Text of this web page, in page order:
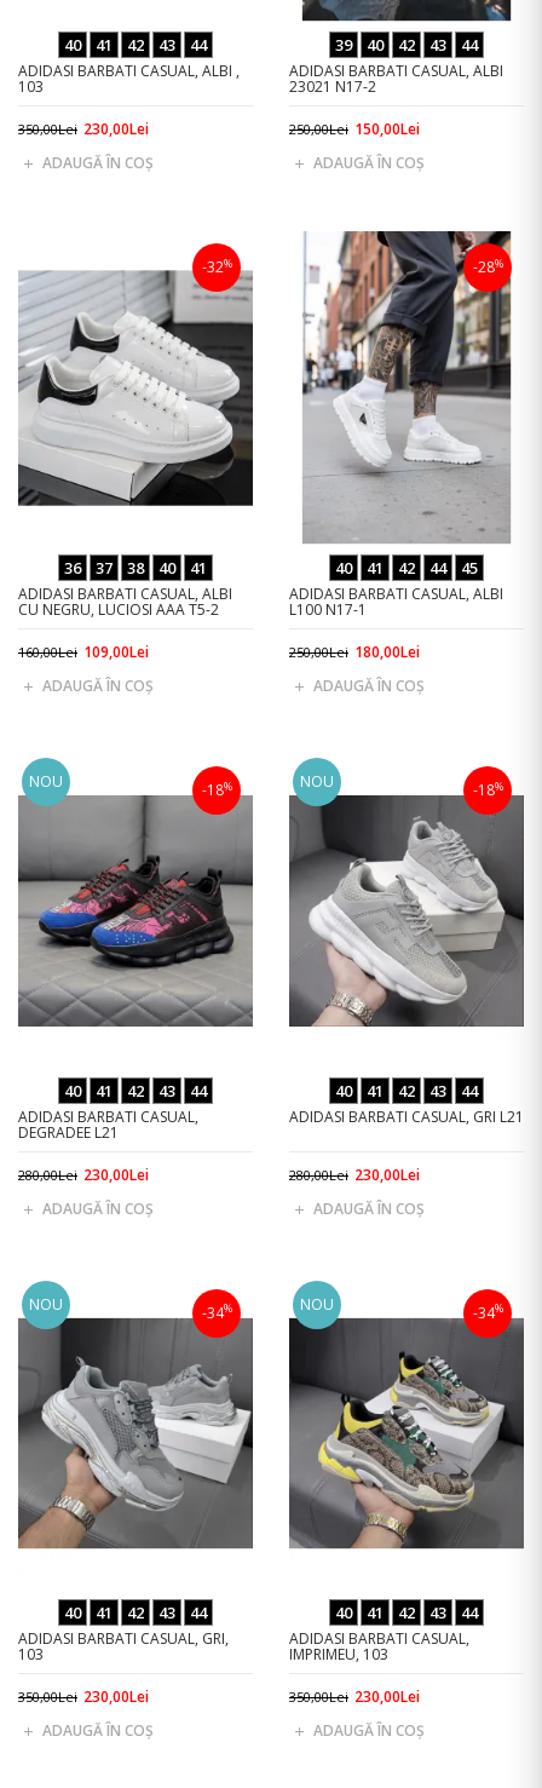
40 41 42 43 44
ADIDASI BARBATI CASUAL, ALBI ,
103
350,00Lei 230,00Lei
ADAUGĂ ÎN COŞ
39 40 42 43 44
ADIDASI BARBATI CASUAL, ALBI
23021 N17-2
250,00Lei 150,00Lei
ADAUGĂ ÎN COŞ
-32%
36 37 38 40 41
ADIDASI BARBATI CASUAL, ALBI
CU NEGRU, LUCIOSI AAA T5-2
160,00Lei 109,00Lei
ADAUGĂ ÎN COŞ
-28%
40 41 42 44 45
ADIDASI BARBATI CASUAL, ALBI
L100 N17-1
250,00Lei 180,00Lei
ADAUGĂ ÎN COŞ
-18%
NOU
40 41 42 43 44
ADIDASI BARBATI CASUAL,
DEGRADEE L21
280,00Lei 230,00Lei
ADAUGĂ ÎN COŞ
-18%
NOU
40 41 42 43 44
ADIDASI BARBATI CASUAL, GRI L21
280,00Lei 230,00Lei
ADAUGĂ ÎN COŞ
-34%
NOU
40 41 42 43 44
ADIDASI BARBATI CASUAL, GRI,
103
350,00Lei 230,00Lei
ADAUGĂ ÎN COŞ
-34%
NOU
40 41 42 43 44
ADIDASI BARBATI CASUAL,
IMPRIMEU, 103
350,00Lei 230,00Lei
ADAUGĂ ÎN COŞ